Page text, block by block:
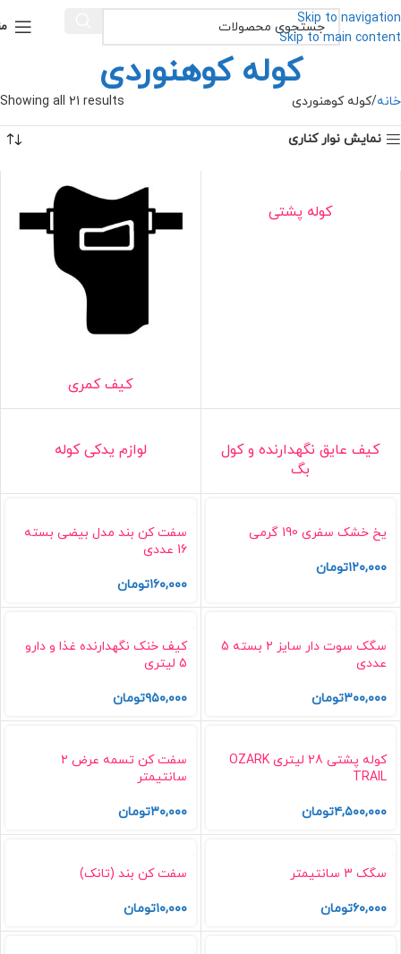
Skip to navigation
Skip to main content
کوله کوهنوردی
خانه کوله کوهنوردی Showing all 21 results
نمایش نوار کناری
کوله پشتی
کیف کمری
کیف عایق نگهدارنده و کول
بگ
لوازم یدکی کوله
یخ خشک سفری 190 گرمی
۱۲۰,۰۰۰تومان
سفت کن بند مدل بیضی بسته
16 عددی
۱۶۰,۰۰۰تومان
سگک سوت دار سایز ۲ بسته 5
عددی
۳۰۰,۰۰۰تومان
کیف خنک نگهدارنده غذا و دارو
5 لیتری
۹۵۰,۰۰۰تومان
کوله پشتی 28 لیتری OZARK
TRAIL
۴,۵۰۰,۰۰۰تومان
سفت کن تسمه عرض ۲
سانتیمتر
۳۰,۰۰۰تومان
سگک 3 سانتیمتر
۶۰,۰۰۰تومان
سفت کن بند (تانک)
۱۰,۰۰۰تومان